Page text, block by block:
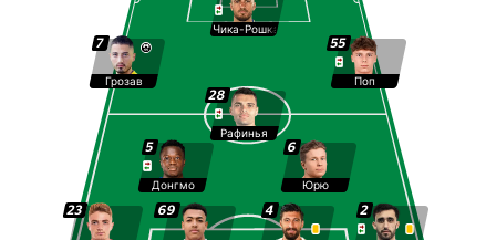
23 69 2
4
6
Юрю
7
Грозав
55
Поп
5
Донгмо
Чика-Рошка
28
Рафинья